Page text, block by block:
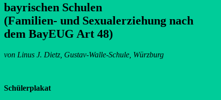
bayrischen Schulen
(Familien- und Sexualerziehung nach
dem BayEUG Art 48)
von Linus J. Dietz, Gustav-Walle-Schule, Würzburg
Schülerplakat